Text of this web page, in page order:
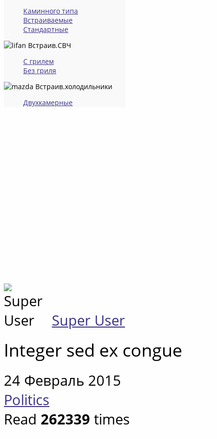
Каминного типа
Встраиваемые
Стандартные
Встраив.СВЧ
С грилем
Без гриля
Встраив.холодильники
Двухкамерные
Super User
Integer sed ex congue
24 Февраль 2015
Politics
Read 262339 times